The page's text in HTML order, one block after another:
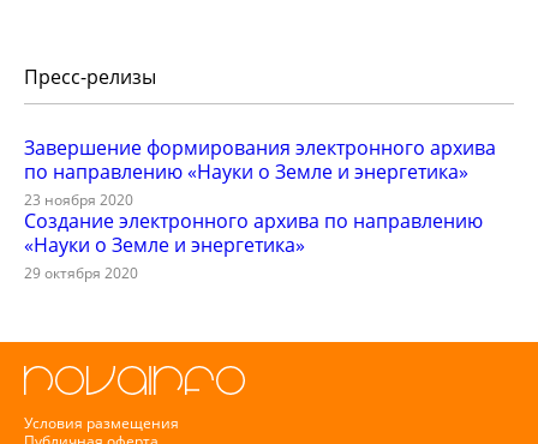
Пресс-релизы
Завершение формирования электронного архива
по направлению «Науки о Земле и энергетика»
23 ноября 2020
Создание электронного архива по направлению
«Науки о Земле и энергетика»
29 октября 2020
Условия размещения